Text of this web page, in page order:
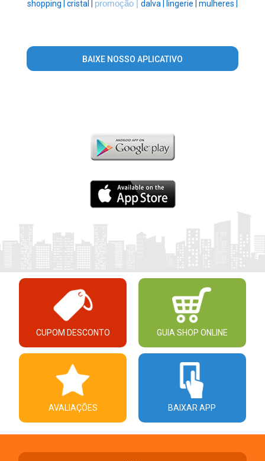
shopping | cristal | promoção | dalva | lingerie | mulheres |
BAIXE NOSSO APLICATIVO
CUPOM DESCONTO GUIA SHOP ONLINE
AVALIAÇÕES BAIXAR APP